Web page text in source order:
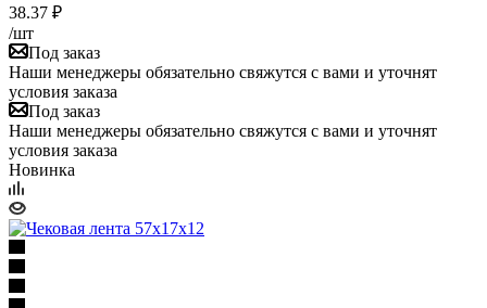
38.37 ₽
/шт
Под заказ
Наши менеджеры обязательно свяжутся с вами и уточнят
условия заказа
Под заказ
Наши менеджеры обязательно свяжутся с вами и уточнят
условия заказа
Новинка